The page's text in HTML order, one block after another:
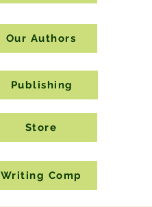
Our Authors
Publishing
Store
Writing Comp